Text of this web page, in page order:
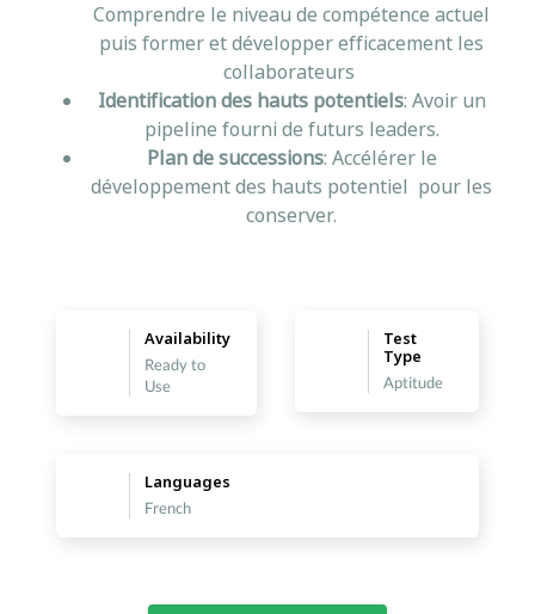
Comprendre le niveau de compétence actuel
puis former et développer efficacement les
collaborateurs
Identification des hauts potentiels: Avoir un
pipeline fourni de futurs leaders.
Plan de successions: Accélérer le
développement des hauts potentiel pour les
conserver.
Availability
Ready to
Use
Test
Type
Aptitude
Languages
French